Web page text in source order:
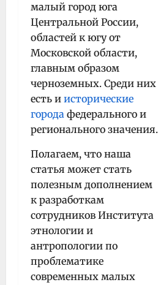
малый город юга
Центральной России,
областей к югу от
Московской области,
главным образом
черноземных. Среди них
есть и исторические
города федерального и
регионального значения.
Полагаем, что наша
статья может стать
полезным дополнением
к разработкам
сотрудников Института
этнологии и
антропологии по
проблематике
современных малых